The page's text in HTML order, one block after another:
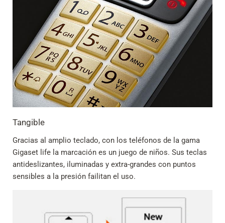
Tangible
Gracias al amplio teclado, con los teléfonos de la gama
Gigaset life la marcación es un juego de niños. Sus teclas
antideslizantes, iluminadas y extra-grandes con puntos
sensibles a la presión failitan el uso.